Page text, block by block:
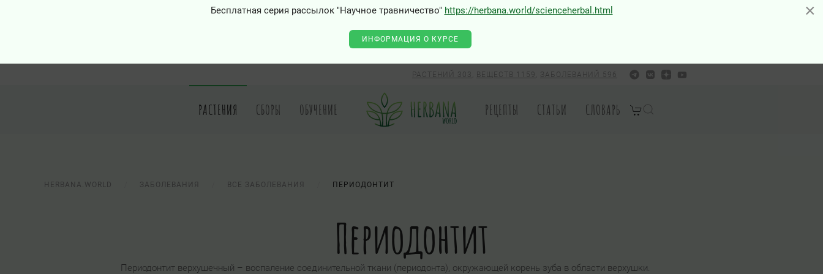
×
Бесплатная серия рассылок "Научное травничество" https://herbana.world/scienceherbal.html
ИНФОРМАЦИЯ О КУРСЕ
РАСТЕНИЙ 303 ВЕЩЕСТВ 1159 ЗАБОЛЕВАНИЙ 596
РАСТЕНИЯ СБОРЫ ОБУЧЕНИЕ РЕЦЕПТЫ СТАТЬИ СЛОВАРЬ
HERBANA.WORLD ЗАБОЛЕВАНИЯ ВСЕ ЗАБОЛЕВАНИЯ ПЕРИОДОНТИТ
Периодонтит
Периодонтит верхушечный – воспаление соединительной ткани (периодонта), окружающей корень зуба в области верхушки.
×